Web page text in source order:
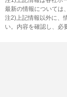
最新の情報については
注2)上記情報以外に、
い。内容を確認し、必